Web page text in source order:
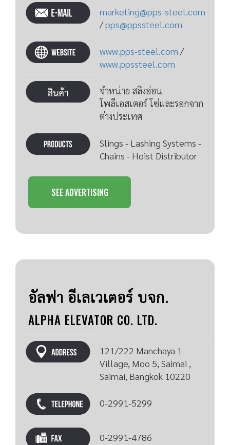
marketing@pps-steel.com
/pps@ppssteel.com
www.pps-steel.com /
www.ppssteel.com
จำหน่าย สลิงอ่อน
โพลีเอสเตอร์ โซ่และรอกจาก
ต่างประเทศ
Slings - Lashing Systems -
Chains - Hoist Distributor
SEE ADVERTISING
อัลฟา อีเลเวเตอร์ บจก.
ALPHA ELEVATOR CO. LTD.
121/222 Manchaya 1
Village, Moo 5, Saimai ,
Saimai, Bangkok 10220
0-2991-5299
0-2991-4786